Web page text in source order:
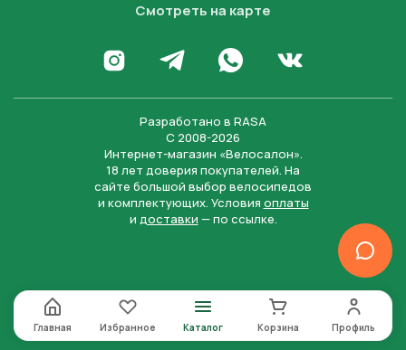
Смотреть на карте
Перейти в Инстаграм
Написать в Телеграм
Написать в WhatsApp
Перейти во
Разработано в RASA
С 2008-2026
Интернет-магазин «Велосалон».
18 лет доверия покупателей. На
сайте большой выбор велосипедов
и комплектующих. Условия оплаты
и доставки — по ссылке.
Главная Избранное Каталог Корзина Профиль
Нажимая на кнопку “Отправить заявку”, вы даете
согласие на обработку персональных данных и
соглашаетесь с политикой конфиденциальности